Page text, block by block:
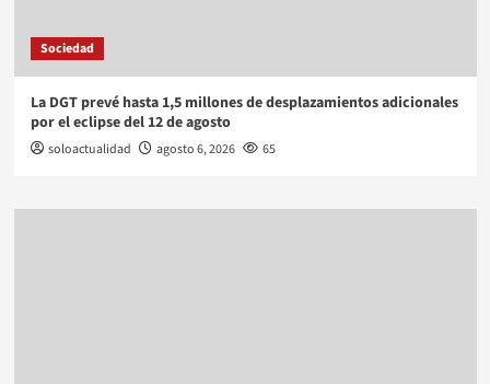
Sociedad
La DGT prevé hasta 1,5 millones de desplazamientos adicionales
por el eclipse del 12 de agosto
soloactualidad agosto 6, 2026 65